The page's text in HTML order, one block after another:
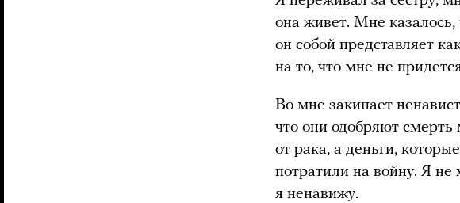
она живет. Мне казалось,
он собой представляет
на то, что мне не
Во мне закипает
что они одобряют
от рака, а деньги,
потратили на войну. Я не
я ненавижу.